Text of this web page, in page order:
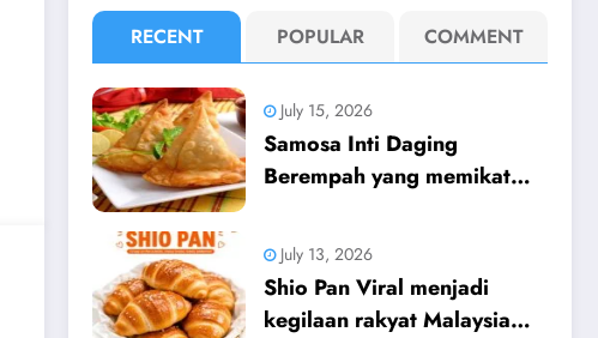
RECENT POPULAR COMMENT
July 15, 2026
Samosa Inti Daging
Berempah yang memikat
July 13, 2026
Shio Pan Viral menjadi
kegilaan rakyat Malaysia